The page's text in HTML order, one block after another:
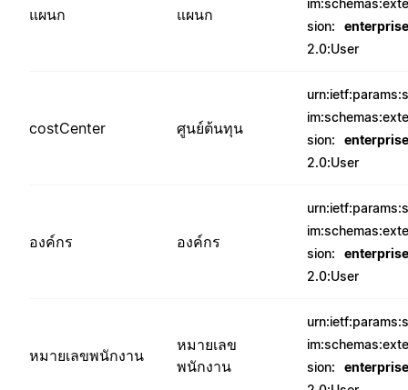
แผนก แผนก
sion:
enterprise
2.0:User
costCenter ศูนย์ต้นทุน
sion:
enterprise
2.0:User
องค์กร องค์กร
sion:
enterprise
2.0:User
หมายเลขพนักงาน
หมายเลข
พนักงาน
sion:
enterprise